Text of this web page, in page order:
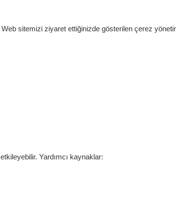
sitemizi ziyaret ettiğinizde gösterilen çerez
Yardımcı kaynaklar: